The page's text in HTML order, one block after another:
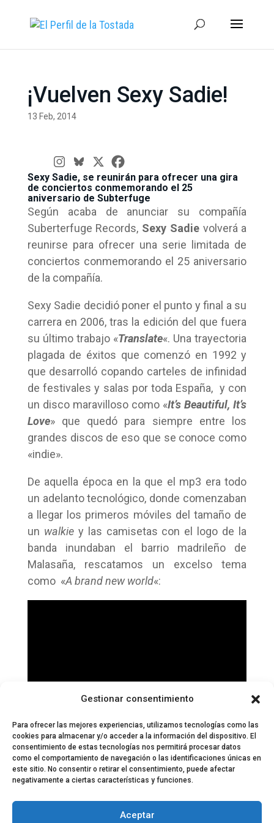
Gestionar consentimiento
Para ofrecer las mejores experiencias, utilizamos tecnologías como las
cookies para almacenar y/o acceder a la información del dispositivo. El
consentimiento de estas tecnologías nos permitirá procesar datos
como el comportamiento de navegación o las identificaciones únicas en
este sitio. No consentir o retirar el consentimiento, puede afectar
negativamente a ciertas características y funciones.
Aceptar
¡Vuelven Sexy Sadie!
13 Feb, 2014
Sexy Sadie, se reunirán para ofrecer una gira
de conciertos conmemorando el 25
aniversario de Subterfuge
Según acaba de anunciar su compañía
Suberterfuge Records, Sexy Sadievolverá a
reunirse para ofrecer una serie limitada de
conciertos conmemorando el 25 aniversario
de la compañía.
Sexy Sadie decidió poner el punto y final a su
carrera en 2006, tras la edición del que fuera
su último trabajo «Translate«. Una trayectoria
plagada de éxitos que comenzó en 1992 y
que desarrolló copando carteles de infinidad
de festivales y salas por toda España, y con
un disco maravilloso como «It’s Beautiful, It’s
Love» que quedó para siempre entre los
grandes discos de eso que se conoce como
«indie».
De aquella época en la que el mp3 era todo
un adelanto tecnológico, donde comenzaban
a llegar los primeros móviles del tamaño de
un walkie y las camisetas con el logo de la
banda inundaban el barrio madrileño de
Malasaña, rescatamos un excelso tema
como «A brand new world«:
Equipo EPDLT Contacto